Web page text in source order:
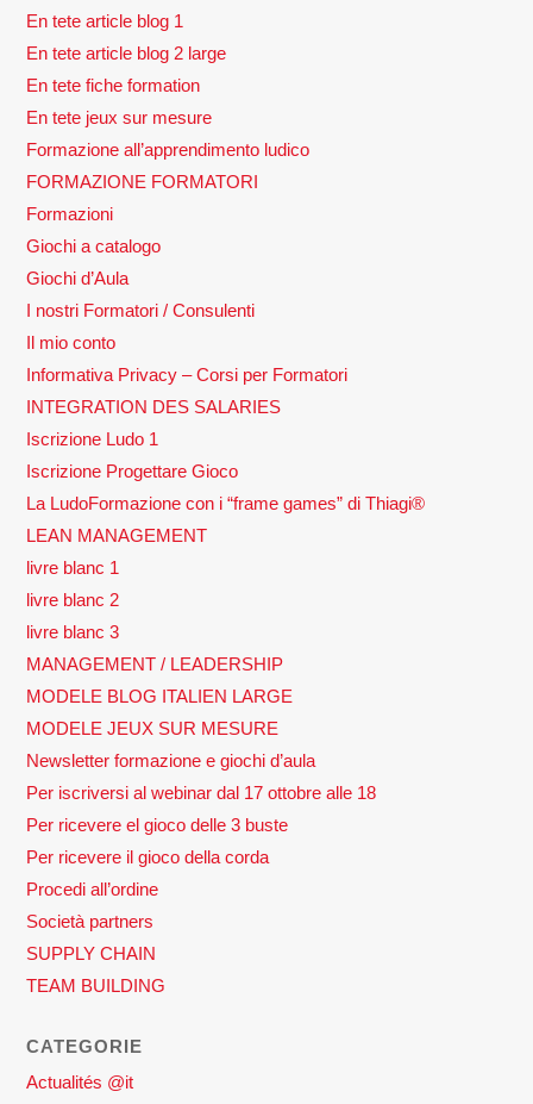
En tete article blog 1
En tete article blog 2 large
En tete fiche formation
En tete jeux sur mesure
Formazione all’apprendimento ludico
FORMAZIONE FORMATORI
Formazioni
Giochi a catalogo
Giochi d’Aula
I nostri Formatori / Consulenti
Il mio conto
Informativa Privacy – Corsi per Formatori
INTEGRATION DES SALARIES
Iscrizione Ludo 1
Iscrizione Progettare Gioco
La LudoFormazione con i “frame games” di Thiagi®
LEAN MANAGEMENT
livre blanc 1
livre blanc 2
livre blanc 3
MANAGEMENT / LEADERSHIP
MODELE BLOG ITALIEN LARGE
MODELE JEUX SUR MESURE
Newsletter formazione e giochi d’aula
Per iscriversi al webinar dal 17 ottobre alle 18
Per ricevere el gioco delle 3 buste
Per ricevere il gioco della corda
Procedi all’ordine
Società partners
SUPPLY CHAIN
TEAM BUILDING
CATEGORIE
Actualités @it